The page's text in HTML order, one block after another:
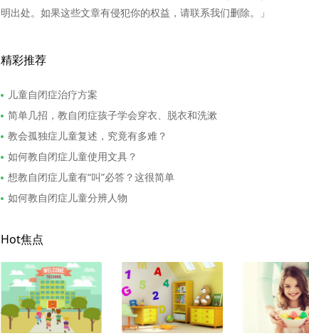
明出处。如果这些文章有侵犯你的权益，请联系我们删除。」
精彩推荐
儿童自闭症治疗方案
简单几招，教自闭症孩子学会穿衣、脱衣和洗漱
教会孤独症儿童复述，究竟有多难？
如何教自闭症儿童使用文具？
想教自闭症儿童有“叫”必答？这很简单
如何教自闭症儿童分辨人物
Hot焦点